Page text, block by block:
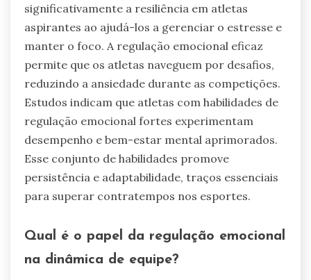
significativamente a resiliência em atletas
aspirantes ao ajudá-los a gerenciar o estresse e
manter o foco. A regulação emocional eficaz
permite que os atletas naveguem por desafios,
reduzindo a ansiedade durante as competições.
Estudos indicam que atletas com habilidades de
regulação emocional fortes experimentam
desempenho e bem-estar mental aprimorados.
Esse conjunto de habilidades promove
persistência e adaptabilidade, traços essenciais
para superar contratempos nos esportes.
Qual é o papel da regulação emocional
na dinâmica de equipe?